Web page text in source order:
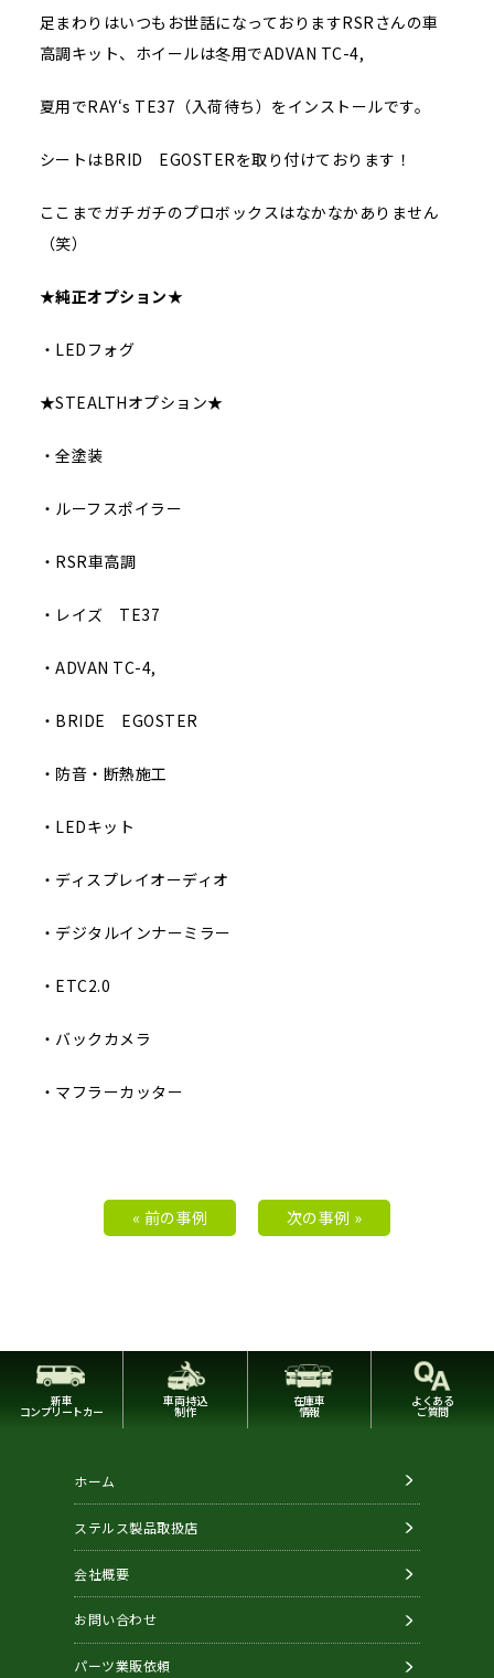
足まわりはいつもお世話になっておりますRSRさんの車
高調キット、ホイールは冬用でADVAN TC-4,
夏用でRAY‘s TE37（入荷待ち）をインストールです。
シートはBRID EGOSTERを取り付けております！
ここまでガチガチのプロボックスはなかなかありません
（笑）
★純正オプション★
・LEDフォグ
★STEALTHオプション★
・全塗装
・ルーフスポイラー
・RSR車高調
・レイズ TE37
・ADVAN TC-4,
・BRIDE EGOSTER
・防音・断熱施工
・LEDキット
・ディスプレイオーディオ
・デジタルインナーミラー
・ETC2.0
・バックカメラ
・マフラーカッター
« 前の事例 次の事例 »
新車
コンプリートカー
車両持込
制作
在庫車
情報
よくある
ご質問
ホーム
ステルス製品取扱店
会社概要
お問い合わせ
パーツ業販依頼